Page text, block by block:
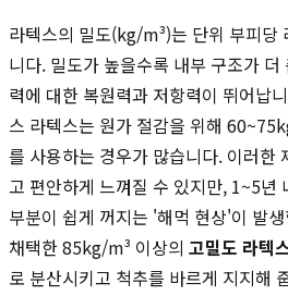
라텍스의 밀도(kg/m³)는 단위 부피당
니다. 밀도가 높을수록 내부 구조가
력에 대한 복원력과 저항력이 뛰어납
스 라텍스는 원가 절감을 위해
를 사용하는 경우가 많습니다. 이러한
고 편안하게 느껴질 수 있지만, 1~5년
부분이 쉽게 꺼지는 '해먹 현상'이 발
채택한 85kg/m³ 이상의 고밀도 라텍
로 분산시키고 척추를 바르게 지지해